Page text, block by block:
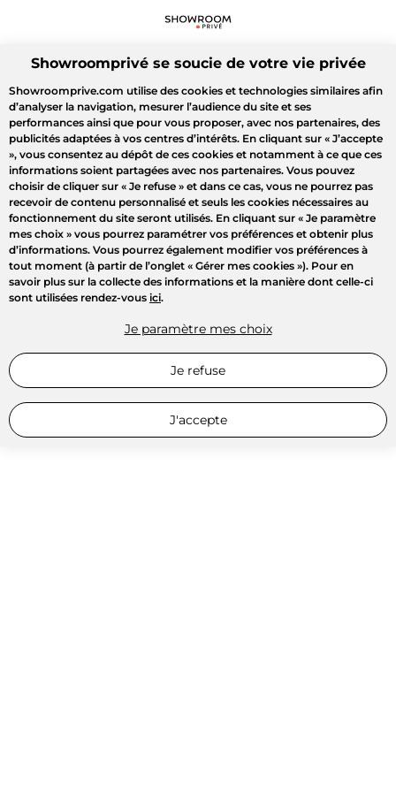
Showroomprivé se soucie de votre vie privée
Showroomprive.com utilise des cookies et technologies similaires afin
d’analyser la navigation, mesurer l’audience du site et ses
performances ainsi que pour vous proposer, avec nos partenaires, des
publicités adaptées à vos centres d’intérêts. En cliquant sur « J’accepte
», vous consentez au dépôt de ces cookies et notamment à ce que ces
informations soient partagées avec nos partenaires. Vous pouvez
choisir de cliquer sur « Je refuse » et dans ce cas, vous ne pourrez pas
recevoir de contenu personnalisé et seuls les cookies nécessaires au
fonctionnement du site seront utilisés. En cliquant sur « Je paramètre
mes choix » vous pourrez paramétrer vos préférences et obtenir plus
d’informations. Vous pourrez également modifier vos préférences à
tout moment (à partir de l’onglet « Gérer mes cookies »). Pour en
savoir plus sur la collecte des informations et la manière dont celle-ci
sont utilisées rendez-vous ici.
Je paramètre mes choix
Je refuse
J'accepte